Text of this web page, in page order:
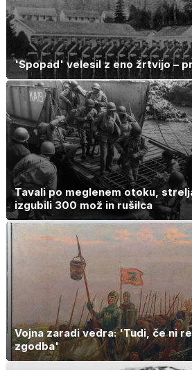
'Spopad' velesil z eno žrtvijo –
Tavali po meglenem otoku,
izgubili 300 mož in rušilca
Vojna zaradi vedra: 'Tudi, če ni
zgodba'